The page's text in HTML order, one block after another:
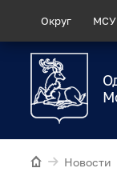
Округ МСУ
Новости